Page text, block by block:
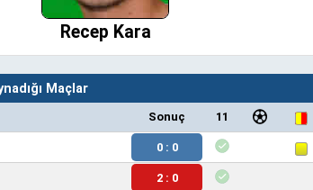
Recep Kara
Maçlar
Sonuç 11
0 : 0
2 : 0